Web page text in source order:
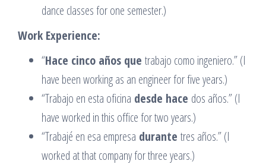
dance classes for one semester.)
Work Experience:
“Hace cinco años que trabajo como ingeniero.” (I
have been working as an engineer for five years.)
“Trabajo en esta oficina desde hace dos años.” (I
have worked in this office for two years.)
“Trabajé en esa empresa durante tres años.” (I
worked at that company for three years.)